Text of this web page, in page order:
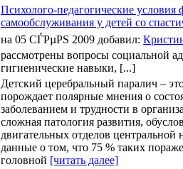
Психолого-педагогические
самообслуживания у детей со
на 05 СЃРµРЅ 2009 добавил:
рассмотрены вопросы социальной
гигиенические навыки, [...]
Детский церебральный паралич –
порождает полярные мнения о
заболеванием и трудности в
сложная патология развития,
двигательных отделов
данные о том, что 75 % таких
головной [читать далее]